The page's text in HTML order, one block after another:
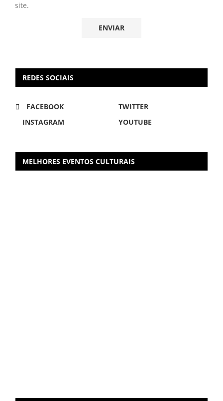
site.
REDES SOCIAIS
FACEBOOK
TWITTER
INSTAGRAM
YOUTUBE
MELHORES EVENTOS CULTURAIS